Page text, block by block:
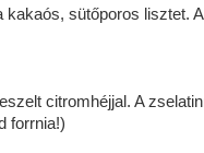
sütőporos lisztet.
citromhéjjal. A
forrnia!)